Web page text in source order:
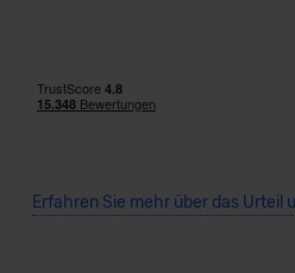
Erfahren Sie mehr über das Urteil